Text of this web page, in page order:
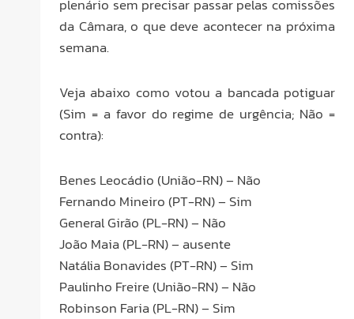
plenário sem precisar passar pelas comissões
da Câmara, o que deve acontecer na próxima
semana.
Veja abaixo como votou a bancada potiguar
(Sim = a favor do regime de urgência; Não =
contra):
Benes Leocádio (União-RN) – Não
Fernando Mineiro (PT-RN) – Sim
General Girão (PL-RN) – Não
João Maia (PL-RN) – ausente
Natália Bonavides (PT-RN) – Sim
Paulinho Freire (União-RN) – Não
Robinson Faria (PL-RN) – Sim